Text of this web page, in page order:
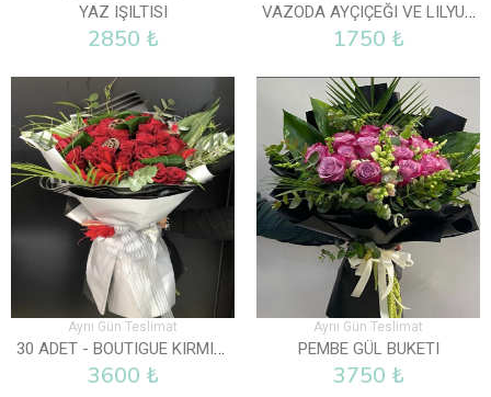
YAZ IŞILTISI
2850 ₺
VAZODA AYÇIÇEĞI VE LILYUM
1750 ₺
Aynı Gün Teslimat
30 ADET - BOUTIGUE KIRMIZI GÜL BUKETI
3600 ₺
Aynı Gün Teslimat
PEMBE GÜL BUKETI
3750 ₺